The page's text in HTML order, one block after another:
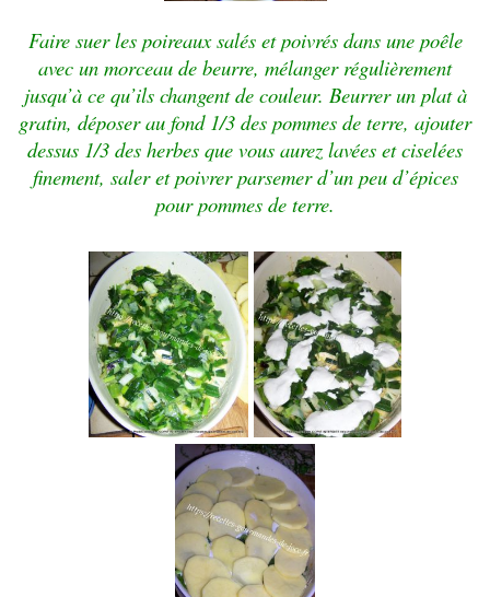
Faire suer les poireaux salés et poivrés dans une poêle
avec un morceau de beurre, mélanger régulièrement
jusqu’à ce qu’ils changent de couleur. Beurrer un plat à
gratin, déposer au fond 1/3 des pommes de terre, ajouter
dessus 1/3 des herbes que vous aurez lavées et ciselées
finement, saler et poivrer parsemer d’un peu d’épices
pour pommes de terre.